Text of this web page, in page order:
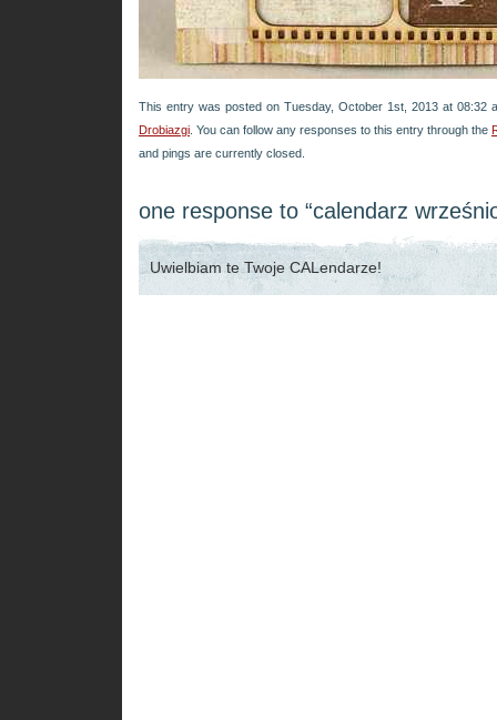
This entry was posted on Tuesday, October 1st, 2013 at 08:32
Drobiazgi . You can follow any responses to this entry through the
and pings are currently closed.
one response to “calendarz
Uwielbiam te Twoje CALendarze!